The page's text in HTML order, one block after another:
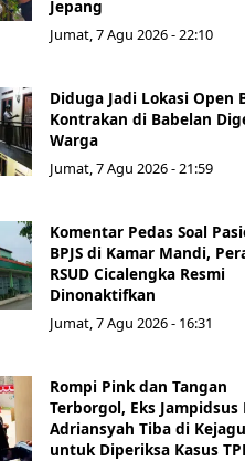
Jepang
Jumat, 7 Agu 2026 - 22:10
Diduga Jadi Lokasi Open
Kontrakan di Babelan
Warga
Jumat, 7 Agu 2026 - 21:59
Komentar Pedas Soal
BPJS di Kamar Mandi,
RSUD Cicalengka Resmi
Dinonaktifkan
Jumat, 7 Agu 2026 - 16:31
Rompi Pink dan Tangan
Terborgol, Eks Jampidsus
Adriansyah Tiba di
untuk Diperiksa Kasus